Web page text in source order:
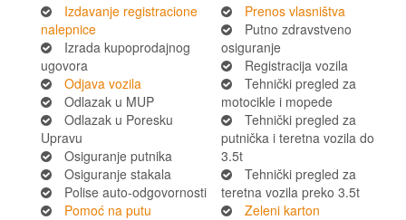
Izdavanje registracione
nalepnice
Izrada kupoprodajnog
ugovora
Odjava vozila
Odlazak u MUP
Odlazak u Poresku
Upravu
Osiguranje putnika
Osiguranje stakala
Polise auto-odgovornosti
Pomoć na putu
Prenos vlasništva
Putno zdravstveno
osiguranje
Registracija vozila
Tehnički pregled za
motocikle i mopede
Tehnički pregled za
putnička i teretna vozila do
3.5t
Tehnički pregled za
teretna vozila preko 3.5t
Zeleni karton